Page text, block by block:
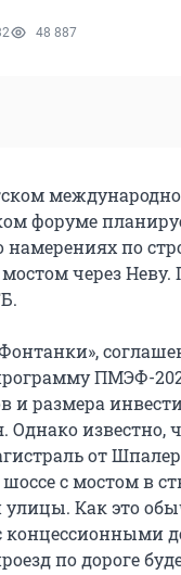
48 887
форуме
намерениях по
через Неву.
ПМЭФ-
и размера
Однако известно,
от
с мостом в
улицы. Как это
концессионными
по дороге